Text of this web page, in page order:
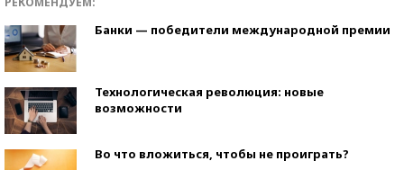
Банки — победители международной премии
Технологическая революция: новые
возможности
Во что вложиться, чтобы не проиграть?